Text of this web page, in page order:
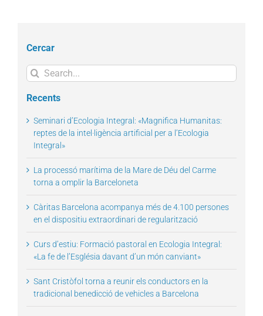
Cercar
Search
for:
Recents
Seminari d’Ecologia Integral: «Magnifica Humanitas:
reptes de la intel·ligència artificial per a l’Ecologia
Integral»
La processó marítima de la Mare de Déu del Carme
torna a omplir la Barceloneta
Càritas Barcelona acompanya més de 4.100 persones
en el dispositiu extraordinari de regularització
Curs d’estiu: Formació pastoral en Ecologia Integral:
«La fe de l’Església davant d’un món canviant»
Sant Cristòfol torna a reunir els conductors en la
tradicional benedicció de vehicles a Barcelona